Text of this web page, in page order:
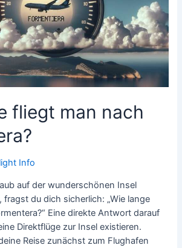
fliegt man nach
Info
auf der wunderschönen Insel
fragst du dich sicherlich: „Wie lange
Eine direkte Antwort darauf
Direktflüge zur Insel existieren.
Reise zunächst zum Flughafen